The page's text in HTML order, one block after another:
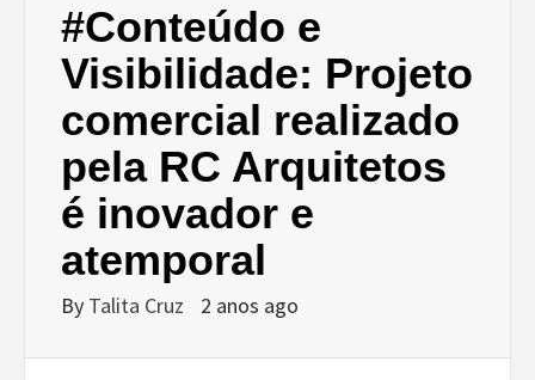
#Conteúdo e
Visibilidade: Projeto
comercial realizado
pela RC Arquitetos
é inovador e
atemporal
By Talita Cruz 2 anos ago